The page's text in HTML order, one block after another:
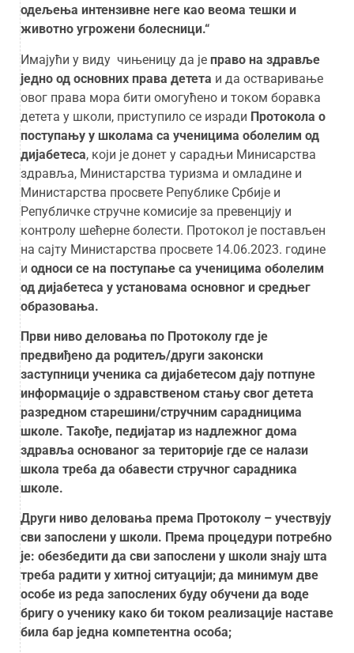
одељења интензивне неге као веома тешки и
животно угрожени болесници.“
Имајући у виду чињеницу да је право на здравље
једно од основних права детета и да остваривање
овог права мора бити омогућено и током боравка
детета у школи, приступило се изради Протокола о
поступању у школама са ученицима оболелим од
дијабетеса, који је донет у сарадњи Минисарства
здравља, Министарства туризма и омладине и
Министарства просвете Републике Србије и
Републичке стручне комисије за превенцију и
контролу шећерне болести. Протокол је постављен
на сајту Министарства просвете 14.06.2023. године
и односи се на поступање са ученицима оболелим
од дијабетеса у установама основног и средњег
образовања.
Први ниво деловања по Протоколу где је
предвиђено да родитељ/други законски
заступници ученика са дијабетесом дају потпуне
информације о здравственом стању свог детета
разредном старешини/стручним сарадницима
школе. Такође, педијатар из надлежног дома
здравља основаног за територије где се налази
школа треба да обавести стручног сарадника
школе.
Други ниво деловања према Протоколу – учествују
сви запослени у школи. Према процедури потребно
је: обезбедити да сви запослени у школи знају шта
треба радити у хитној ситуацији; да минимум две
особе из реда запослених буду обучени да воде
бригу о ученику како би током реализације наставе
била бар једна компетентна особа;